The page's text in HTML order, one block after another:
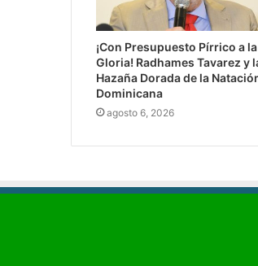
¡Con Presupuesto Pírrico a la
Gloria! Radhames Tavarez y
Hazaña Dorada de la
Dominicana
agosto 6, 2026